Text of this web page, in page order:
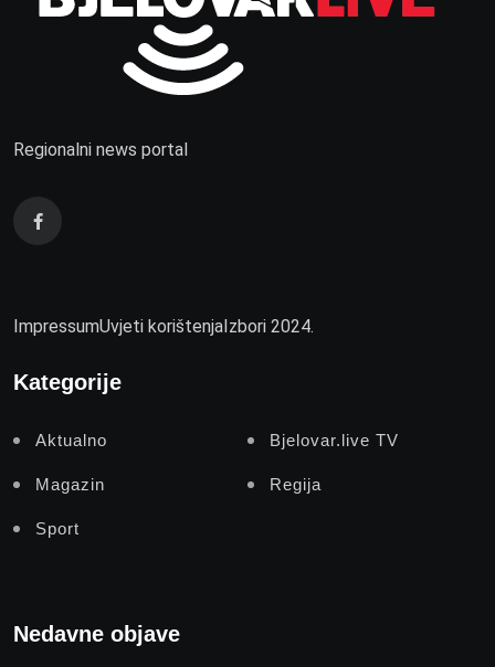
Regionalni news portal
ImpressumUvjeti korištenjaIzbori 2024.
Kategorije
Aktualno Bjelovar.live TV
Magazin Regija
Sport
Nedavne objave